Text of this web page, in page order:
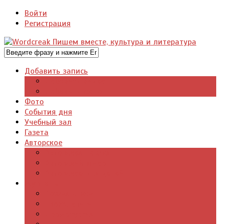
Войти
Регистрация
Добавить запись
Фото
События дня
Учебный зал
Газета
Авторское